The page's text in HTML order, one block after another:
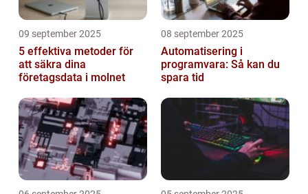
09 september 2025
5 effektiva metoder för
att säkra dina
företagsdata i molnet
08 september 2025
Automatisering i
programvara: Så kan du
spara tid